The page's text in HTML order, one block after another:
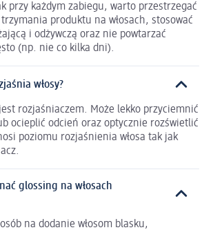
przy każdym zabiegu, warto przestrzegać
produktu na włosach, stosować
i odżywczą oraz nie powtarzać
(np. nie co kilka dni).
włosy?
rozjaśniaczem. Może lekko przyciemnić
ocieplić odcień oraz optycznie rozświetlić
poziomu rozjaśnienia włosa tak jak
glossing na włosach
na dodanie włosom blasku,